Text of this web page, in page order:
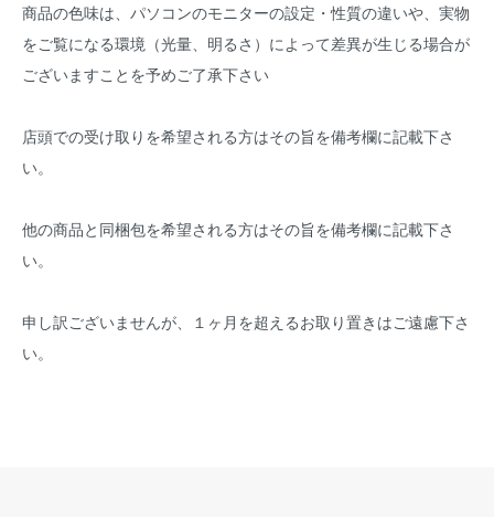
商品の色味は、パソコンのモニターの設定・性質の違いや、実物
をご覧になる環境（光量、明るさ）によって差異が生じる場合が
ございますことを予めご了承下さい
店頭での受け取りを希望される方はその旨を備考欄に記載下さ
い。
他の商品と同梱包を希望される方はその旨を備考欄に記載下さ
い。
申し訳ございませんが、１ヶ月を超えるお取り置きはご遠慮下さ
い。